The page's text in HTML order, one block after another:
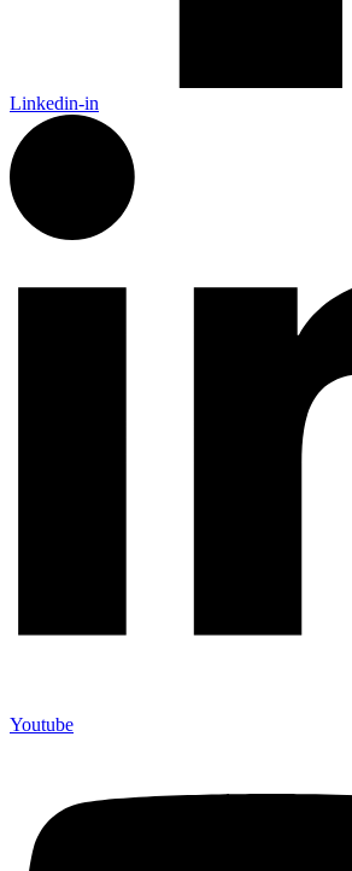
Linkedin-in
Youtube